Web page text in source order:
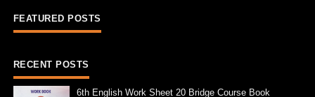
FEATURED POSTS
RECENT POSTS
6th English Work Sheet 20 Bridge Course Book